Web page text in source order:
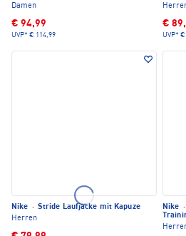
Damen
€ 94,99
UVP* € 114,99
€
UVP* €
Nike · Stride Laufjacke mit Kapuze
Herren
Nike ·